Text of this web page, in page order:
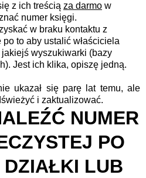
z ich treścią za darmo w
numer księgi.
w braku kontaktu z
po to aby ustalić właściciela
jakiejś wyszukiwarki (bazy
. Jest ich klika, opiszę jedną.
ukazał się parę lat temu, ale
i zaktualizować.
NUMER
PO
DZIAŁKI LUB